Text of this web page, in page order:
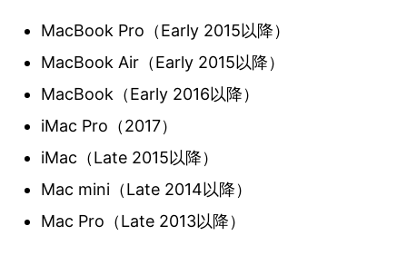
MacBook Pro（Early 2015以降）
MacBook Air（Early 2015以降）
MacBook（Early 2016以降）
iMac Pro（2017）
iMac（Late 2015以降）
Mac mini（Late 2014以降）
Mac Pro（Late 2013以降）